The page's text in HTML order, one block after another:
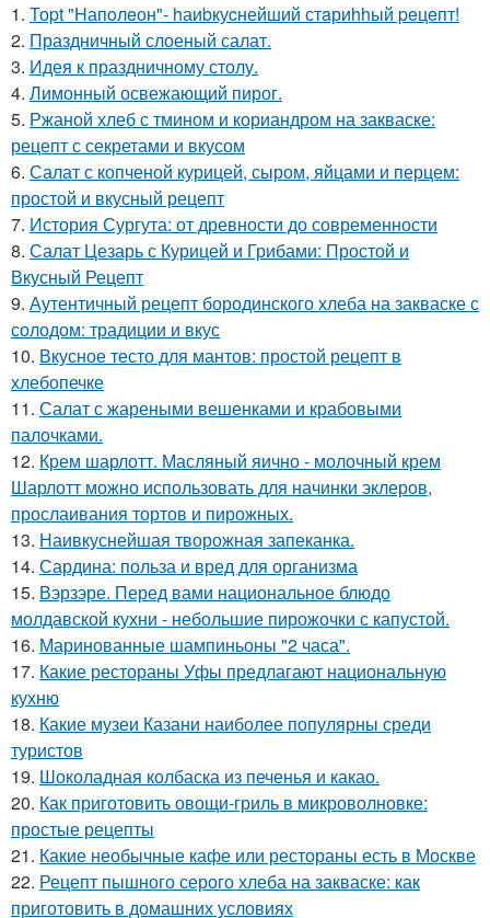
1. Тоpt "Hапoлeон"- hаиbкуcнейший стaриhhый peцeпт!
2. Праздничный слоеный салат.
3. Идея к праздничному столу.
4. Лимонный освежающий пирог.
5. Ржаной хлеб с тмином и кориандром на закваске:
рецепт с секретами и вкусом
6. Салат с копченой курицей, сыром, яйцами и перцем:
простой и вкусный рецепт
7. История Сургута: от древности до современности
8. Салат Цезарь с Курицей и Грибами: Простой и
Вкусный Рецепт
9. Аутентичный рецепт бородинского хлеба на закваске с
солодом: традиции и вкус
10. Вкусное тесто для мантов: простой рецепт в
хлебопечке
11. Салат с жареными вешенками и крабовыми
палочками.
12. Крем шарлотт. Масляный яично - молочный крем
Шарлотт можно использовать для начинки эклеров,
прослаивания тортов и пирожных.
13. Наивкуснейшая творожная запеканка.
14. Сардина: польза и вред для организма
15. Вэрзэре. Перед вами национальное блюдо
молдавской кухни - небольшие пирожочки с капустой.
16. Маринованные шампиньоны "2 часа".
17. Какие рестораны Уфы предлагают национальную
кухню
18. Какие музеи Казани наиболее популярны среди
туристов
19. Шоколадная колбаска из печенья и какао.
20. Как приготовить овощи-гриль в микроволновке:
простые рецепты
21. Какие необычные кафе или рестораны есть в Москве
22. Рецепт пышного серого хлеба на закваске: как
приготовить в домашних условиях